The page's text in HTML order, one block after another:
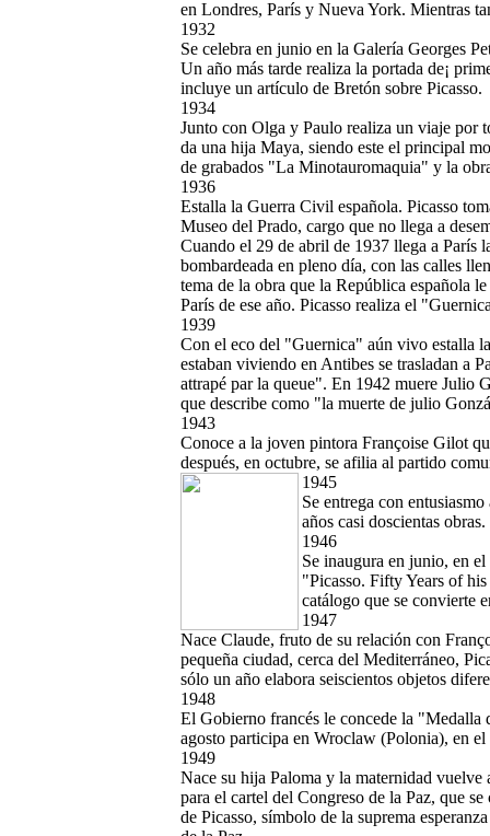
en Londres, París y Nueva York. Mientras
1932
Se celebra en junio en la Galería Georges
Un año más tarde realiza la portada de¡
incluye un artículo de Bretón sobre Picasso.
1934
Junto con Olga y Paulo realiza un viaje por
da una hija Maya, siendo este el principal
de grabados "La Minotauromaquia" y la
1936
Estalla la Guerra Civil española. Picasso
Museo del Prado, cargo que no llega a
Cuando el 29 de abril de 1937 llega a París
bombardeada en pleno día, con las calles
tema de la obra que la República española
París de ese año. Picasso realiza el
1939
Con el eco del "Guernica" aún vivo estalla
estaban viviendo en Antibes se trasladan a
attrapé par la queue". En 1942 muere Julio
que describe como "la muerte de julio
1943
Conoce a la joven pintora Françoise Gilot
después, en octubre, se afilia al partido
1945
Se entrega con
años casi doscientas obras.
1946
Se inaugura en junio, en
"Picasso. Fifty Years of
catálogo que se convierte
1947
Nace Claude, fruto de su relación con
pequeña ciudad, cerca del Mediterráneo,
sólo un año elabora seiscientos objetos
1948
El Gobierno francés le concede la "Medalla
agosto participa en Wroclaw (Polonia), en
1949
Nace su hija Paloma y la maternidad
para el cartel del Congreso de la Paz, que
de Picasso, símbolo de la suprema